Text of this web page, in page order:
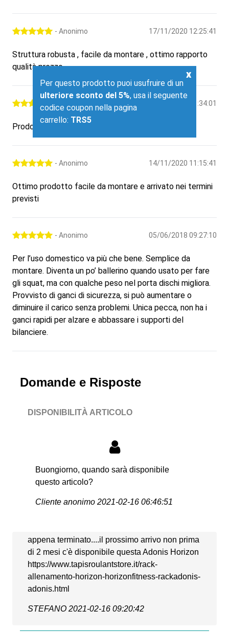
- Anonimo 17/11/2020 12:25:41
Struttura robusta , facile da montare , ottimo rapporto
qualità prezzo .
- Anonimo 14/11/2020 11:34:01
Prodotto ideale per una home gym di medio livello.
- Anonimo 14/11/2020 11:15:41
Ottimo prodotto facile da montare e arrivato nei termini
previsti
- Anonimo 05/06/2018 09:27:10
Per l’uso domestico va più che bene. Semplice da
montare. Diventa un po’ ballerino quando usato per fare
gli squat, ma con qualche peso nel porta dischi migliora.
Provvisto di ganci di sicurezza, si può aumentare o
diminuire il carico senza problemi. Unica pecca, non ha i
ganci rapidi per alzare e abbassare i supporti del
bilanciere.
Per questo prodotto puoi usufruire di un
ulteriore sconto del 5%, usa il seguente
codice coupon nella pagina
carrello: TRS5
x
Domande e Risposte
DISPONIBILITÀ ARTICOLO
Buongiorno, quando sarà disponibile
questo articolo?
Cliente anonimo 2021-02-16 06:46:51
appena terminato....il prossimo arrivo non prima
di 2 mesi c'è disponibile questa Adonis Horizon
https://www.tapisroulantstore.it/rack-
allenamento-horizon-horizonfitness-rackadonis-
adonis.html
STEFANO 2021-02-16 09:20:42